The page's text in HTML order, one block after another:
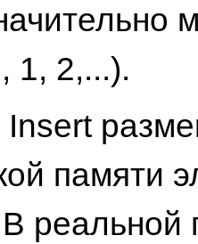
1, 2,...).
памяти
реальной